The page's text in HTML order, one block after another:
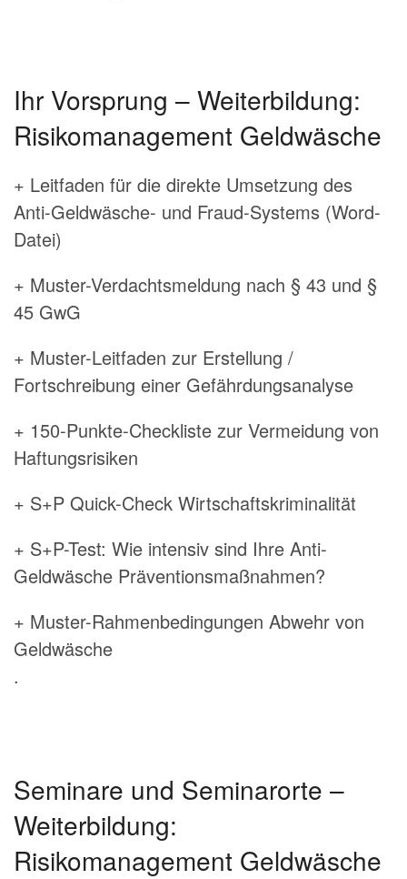
Ihr Vorsprung – Weiterbildung:
Risikomanagement Geldwäsche
+ Leitfaden für die direkte Umsetzung des
Anti-Geldwäsche- und Fraud-Systems (Word-
Datei)
+ Muster-Verdachtsmeldung nach § 43 und §
45 GwG
+ Muster-Leitfaden zur Erstellung /
Fortschreibung einer Gefährdungsanalyse
+ 150-Punkte-Checkliste zur Vermeidung von
Haftungsrisiken
+ S+P Quick-Check Wirtschaftskriminalität
+ S+P-Test: Wie intensiv sind Ihre Anti-
Geldwäsche Präventionsmaßnahmen?
+ Muster-Rahmenbedingungen Abwehr von
Geldwäsche
.
Seminare und Seminarorte –
Weiterbildung:
Risikomanagement Geldwäsche